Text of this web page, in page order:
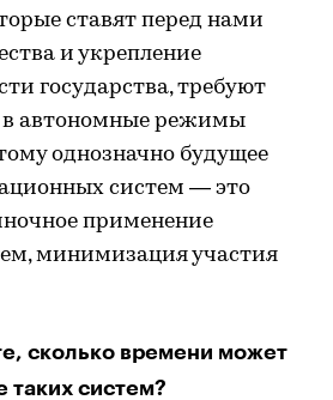
ставят перед нами
и укрепление
государства, требуют
в автономные режимы
однозначно будущее
систем — это
применение
минимизация участия
сколько времени может
таких систем?